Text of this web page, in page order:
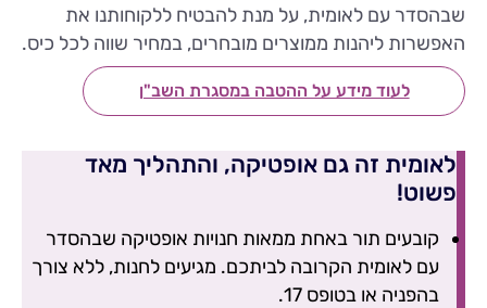
שבהסדר עם לאומית, על מנת להבטיח ללקוחותנו את
האפשרות ליהנות ממוצרים מובחרים, במחיר שווה לכל כיס.
לעוד מידע על ההטבה במסגרת השב"ן
לאומית זה גם אופטיקה, והתהליך מאד
פשוט!
קובעים תור באחת ממאות חנויות אופטיקה שבהסדר
עם לאומית הקרובה לביתכם. מגיעים לחנות, ללא צורך
בהפניה או בטופס 17.